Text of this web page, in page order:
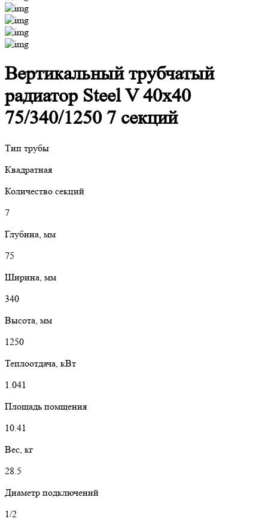
Вертикальный трубчатый
радиатор Steel V 40х40
75/340/1250 7 секций
Тип трубы
Квадратная
Количество секций
7
Глубина, мм
75
Ширина, мм
340
Высота, мм
1250
Теплоотдача, кВт
1.041
Площадь помщения
10.41
Вес, кг
28.5
Диаметр подключений
1/2